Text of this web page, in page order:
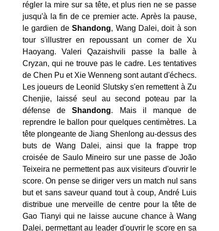
régler la mire sur sa tête, et plus rien ne se passe
jusqu'à la fin de ce premier acte. Après la pause,
le gardien deShandong, Wang Dalei, doit à son
tour s'illustrer en repoussant un corner de Xu
Haoyang. Valeri Qazaishvili passe la balle à
Cryzan, qui ne trouve pas le cadre. Les tentatives
de Chen Pu et Xie Wenneng sont autant d'échecs.
Les joueurs de Leonïd Slutsky s'en remettent à Zu
Chenjie, laissé seul au second poteau par la
défense deShandong. Mais il manque de
reprendre le ballon pour quelques centimètres. La
tête plongeante de Jiang Shenlong au-dessus des
buts de Wang Dalei, ainsi que la frappe trop
croisée de Saulo Mineiro sur une passe de João
Teixeira ne permettent pas aux visiteurs d'ouvrir le
score. On pense se diriger vers un match nul sans
but et sans saveur quand tout à coup, André Luis
distribue une merveille de centre pour la tête de
Gao Tianyi qui ne laisse aucune chance à Wang
Dalei, permettant au leader d'ouvrir le score en sa